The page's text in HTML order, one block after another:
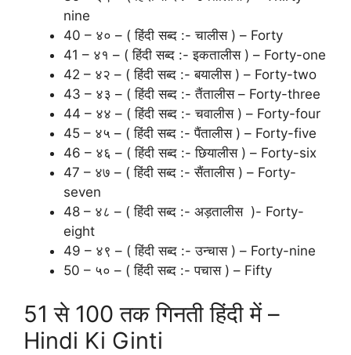
nine
40 – ४० – ( हिंदी सब्द :- चालीस ) – Forty
41 – ४१ – ( हिंदी सब्द :- इकतालीस ) – Forty-one
42 – ४२ – ( हिंदी सब्द :- बयालीस ) – Forty-two
43 – ४३ – ( हिंदी सब्द :- तैंतालीस – Forty-three
44 – ४४ – ( हिंदी सब्द :- चवालीस ) – Forty-four
45 – ४५ – ( हिंदी सब्द :- पैंतालीस ) – Forty-five
46 – ४६ – ( हिंदी सब्द :- छियालीस ) – Forty-six
47 – ४७ – ( हिंदी सब्द :- सैंतालीस ) – Forty-
seven
48 – ४८ – ( हिंदी सब्द :- अड़तालीस )- Forty-
eight
49 – ४९ – ( हिंदी सब्द :- उन्चास ) – Forty-nine
50 – ५० – ( हिंदी सब्द :- पचास ) – Fifty
51 से 100 तक गिनती हिंदी में –
Hindi Ki Ginti